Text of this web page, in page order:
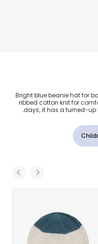
فاقع للأطفال
Bright blue beanie hat for
ribbed cotton knit for
days, it has a turned-up